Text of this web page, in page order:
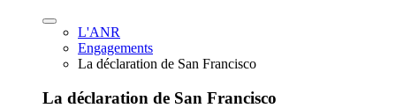
L'ANR
Engagements
La déclaration de San Francisco
La déclaration de San Francisco